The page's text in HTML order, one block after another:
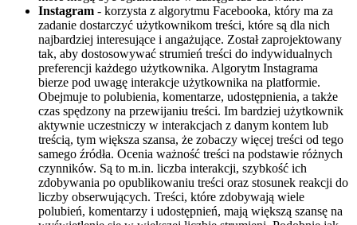
Instagram - korzysta z algorytmu Facebooka, który ma za
zadanie dostarczyć użytkownikom treści, które są dla nich
najbardziej interesujące i angażujące. Został zaprojektowany
tak, aby dostosowywać strumień treści do indywidualnych
preferencji każdego użytkownika. Algorytm Instagrama
bierze pod uwagę interakcje użytkownika na platformie.
Obejmuje to polubienia, komentarze, udostępnienia, a także
czas spędzony na przewijaniu treści. Im bardziej użytkownik
aktywnie uczestniczy w interakcjach z danym kontem lub
treścią, tym większa szansa, że zobaczy więcej treści od tego
samego źródła. Ocenia ważność treści na podstawie różnych
czynników. Są to m.in. liczba interakcji, szybkość ich
zdobywania po opublikowaniu treści oraz stosunek reakcji do
liczby obserwujących. Treści, które zdobywają wiele
polubień, komentarzy i udostępnień, mają większą szansę na